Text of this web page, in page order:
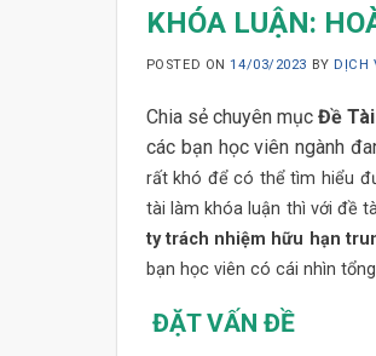
KHÓA LUẬN:
POSTED ON14/03/2023 BY DỊCH
Chia sẻ chuyên mục Đề
các bạn học viên ngành
rất khó để có thể tìm hiểu
tài làm khóa luận thì với đề
ty trách nhiệm hữu hạn
bạn học viên có cái nhìn
ĐẶT VẤN ĐỀ